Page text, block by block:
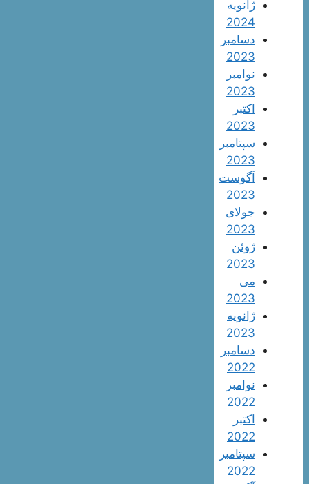
ژانویه
2024
دسامبر
2023
نوامبر
2023
اکتبر
2023
سپتامبر
2023
آگوست
2023
جولای
2023
ژوئن
2023
می
2023
ژانویه
2023
دسامبر
2022
نوامبر
2022
اکتبر
2022
سپتامبر
2022